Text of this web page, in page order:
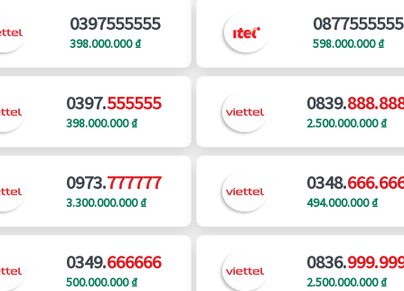
0397555555
398.000.000 ₫
0877555555
598.000.000 ₫
0397.555555
398.000.000 ₫
0839.
2.500.000.000 ₫
0973.777777
3.300.000.000 ₫
0348.
494.000.000 ₫
0349.666666
500.000.000 ₫
0836.
2.500.000.000 ₫